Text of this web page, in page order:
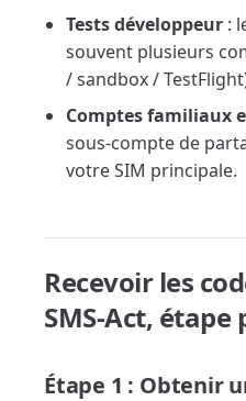
Tests développeur :
souvent plusieurs
/ sandbox /
Comptes familiaux
sous-compte de
votre SIM principale.
Recevoir les
SMS-Act, étape
Étape 1 : Obtenir